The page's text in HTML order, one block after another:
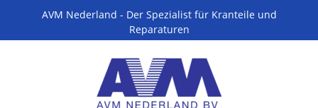
AVM Nederland - Der Spezialist für Kranteile und
Reparaturen